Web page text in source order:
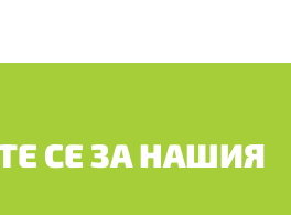
СЕ ЗА НАШИЯ